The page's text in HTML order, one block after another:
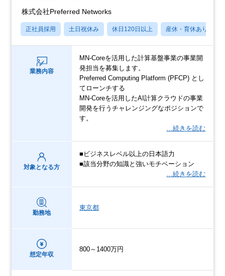
株式会社Preferred Networks
正社員採用 土日祝休み 休日120日以上 産休・育休あり
業務内容
MN-Coreを活用した計算基盤事業の事業開
発担当を募集します。
Preferred Computing Platform (PFCP) とし
てローンチする
MN-Coreを活用したAI計算クラウドの事業
開発を行うチャレンジングなポジションで
す。
…続きを読む
対象となる方
■ビジネスレベル以上の日本語力
■該当分野の知識と強いモチベーション
…続きを読む
勤務地
東京都
想定年収
800～1400万円